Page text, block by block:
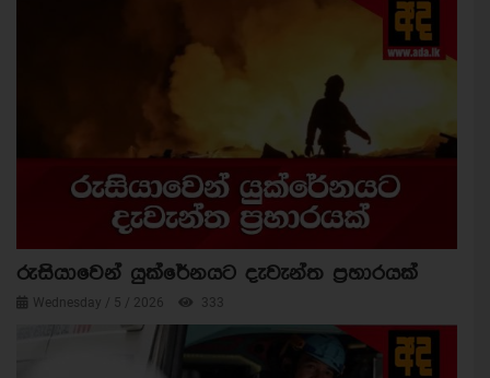
රුසියාවෙන් යුක්රේනයට දැවැන්ත ප්‍රහාරයක්
Wednesday / 5 / 2026 333